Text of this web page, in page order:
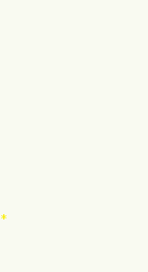
*